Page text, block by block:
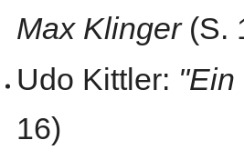
Max Klinger(S.
Udo Kittler: "Ein
16)